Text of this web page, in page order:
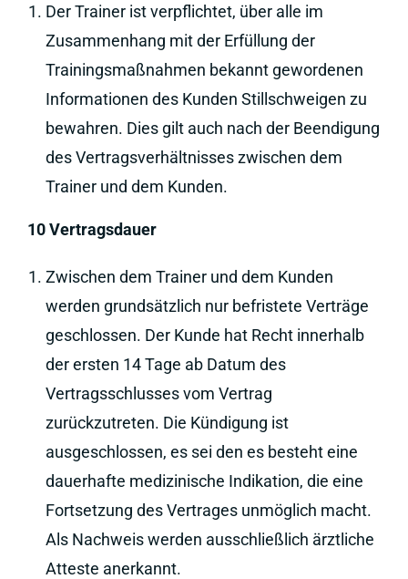
Der Trainer ist verpflichtet, über alle im
Zusammenhang mit der Erfüllung der
Trainingsmaßnahmen bekannt gewordenen
Informationen des Kunden Stillschweigen zu
bewahren. Dies gilt auch nach der Beendigung
des Vertragsverhältnisses zwischen dem
Trainer und dem Kunden.
10 Vertragsdauer
Zwischen dem Trainer und dem Kunden
werden grundsätzlich nur befristete Verträge
geschlossen. Der Kunde hat Recht innerhalb
der ersten 14 Tage ab Datum des
Vertragsschlusses vom Vertrag
zurückzutreten. Die Kündigung ist
ausgeschlossen, es sei den es besteht eine
dauerhafte medizinische Indikation, die eine
Fortsetzung des Vertrages unmöglich macht.
Als Nachweis werden ausschließlich ärztliche
Atteste anerkannt.